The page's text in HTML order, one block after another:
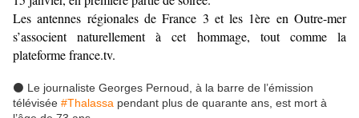
Les antennes régionales de France 3 et les 1ère en Outre-mer
s’associent naturellement à cet hommage, tout comme la
plateforme france.tv.
⚫ Le journaliste Georges Pernoud, à la barre de l’émission
télévisée #Thalassa pendant plus de quarante ans, est mort à